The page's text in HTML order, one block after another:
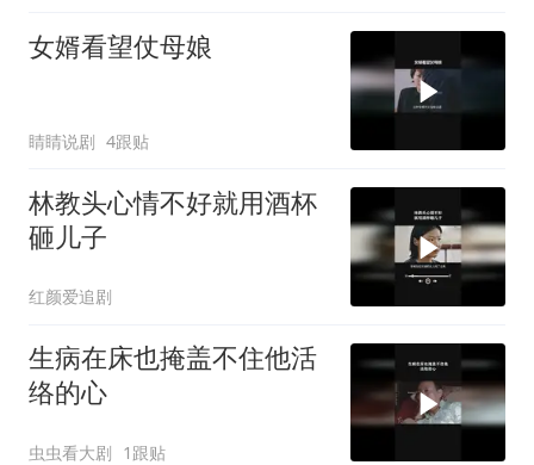
女婿看望仗母娘
睛睛说剧 4跟贴
林教头心情不好就用酒杯
砸儿子
红颜爱追剧
生病在床也掩盖不住他活
络的心
虫虫看大剧 1跟贴